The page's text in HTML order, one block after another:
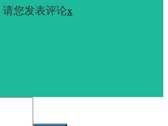
您发表评论x